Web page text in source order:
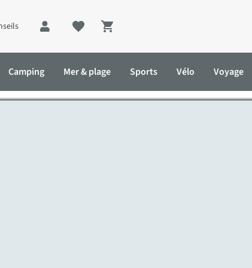
Shopping cart
Camping Mer & plage Sports Vélo Voyage
vous voulez savoir